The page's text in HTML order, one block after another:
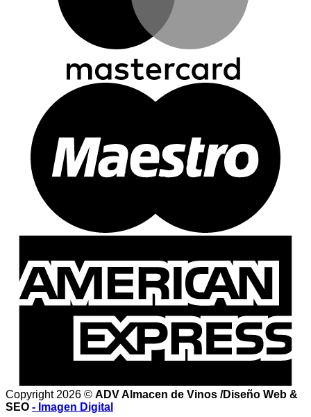
Copyright 2026 © ADV Almacen de Vinos /Diseño Web &
SEO - Imagen Digital